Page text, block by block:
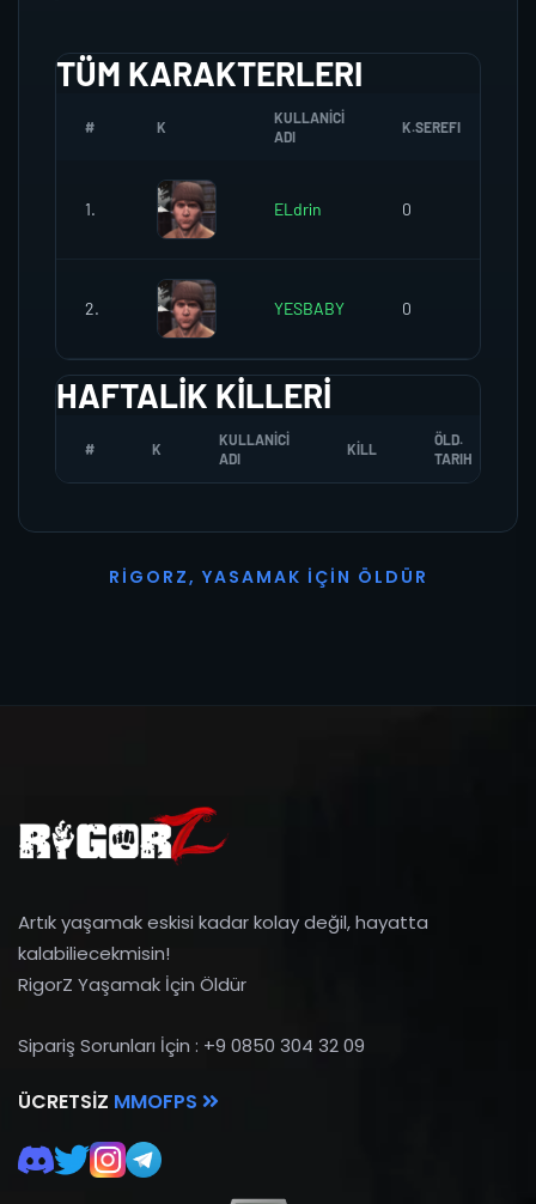
TÜM KARAKTERLERI
# K
KULLANICI
ADI
K.SEREFI
1. ELdrin 0
2. YESBABY 0
HAFTALIK KILLERI
# K
KULLANICI
ADI
KILL
ÖLD.
TARIH
R I G O R Z, YASAMAK İ ÇI N Ö L D Ü R
Artık yaşamak eskisi kadar kolay değil, hayatta
kalabiliecekmisin!
RigorZ Yaşamak İçin Öldür
Sipariş Sorunları İçin : +9 0850 304 32 09
ÜCRETSIZ MMOFPS